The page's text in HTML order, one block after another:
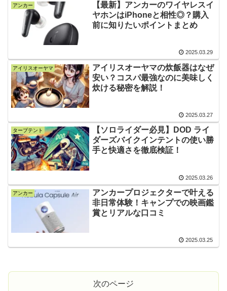
アンカー
【最新】アンカーのワイヤレスイ
ヤホンはiPhoneと相性◎？購入
前に知りたいポイントまとめ
2025.03.29
アイリスオーヤマ
アイリスオーヤマの炊飯器はなぜ
安い？コスパ最強なのに美味しく
炊ける秘密を解説！
2025.03.27
タープテント
【ソロライダー必見】DOD ライ
ダーズバイクインテントの使い勝
手と快適さを徹底検証！
2025.03.26
アンカー
アンカープロジェクターで叶える
非日常体験！キャンプでの映画鑑
賞とリアルな口コミ
2025.03.25
次のページ